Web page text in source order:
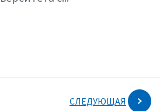
СЛЕДУЮЩАЯ